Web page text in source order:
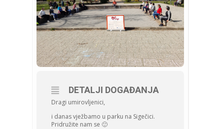
DETALJI DOGAĐANJA
Dragi umirovljenici,
i danas vježbamo u parku na Sigečici.
Pridružite nam se 🙂